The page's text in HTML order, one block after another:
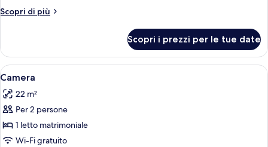
Scopri di più
Altri
Scopri i prezzi per le tue date
Apri
tutte
le
foto
per
Camera
Camera d'albergo con due letti, una
5
Camera
22 m²
Per 2 persone
1 letto matrimoniale
Wi-Fi gratuito